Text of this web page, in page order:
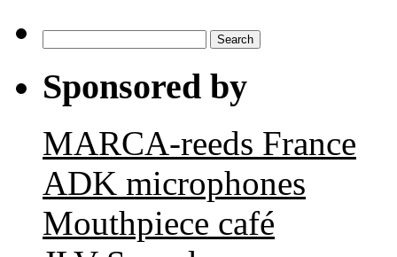
for:
Sponsored by
MARCA-reeds France
ADK microphones
Mouthpiece café